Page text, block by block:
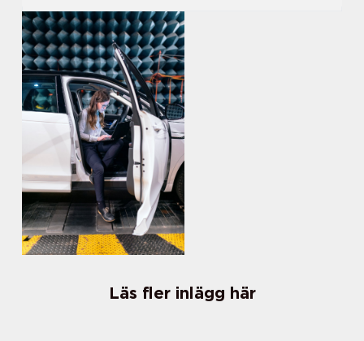
Läs fler inlägg här